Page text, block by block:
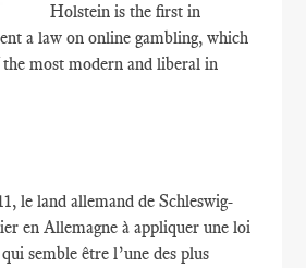
Holstein is the first in
a law on online gambling, which
the most modern and liberal in
le land allemand de Schleswig-
en Allemagne à appliquer une loi
quisemble être l’une des plus